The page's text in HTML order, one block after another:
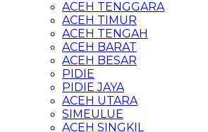
ACEH TENGGARA
ACEH TIMUR
ACEH TENGAH
ACEH BARAT
ACEH BESAR
PIDIE
PIDIE JAYA
ACEH UTARA
SIMEULUE
ACEH SINGKIL